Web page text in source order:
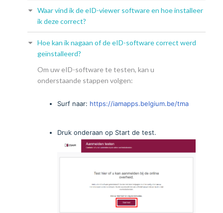
Waar vind ik de eID-viewer software en hoe installeer
ik deze correct?
Hoe kan ik nagaan of de eID-software correct werd
geïnstalleerd?
Om uw eID-software te testen, kan u
onderstaande stappen volgen:
Surf naar: https://iamapps.belgium.be/tma
Druk onderaan op Start de test.